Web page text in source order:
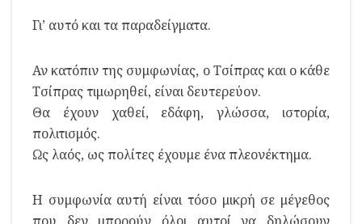
Γι’ αυτό και τα παραδείγματα.
Αν κατόπιν της συμφωνίας, ο Τσίπρας και ο κάθε
Τσίπρας τιμωρηθεί, είναι δευτερεύον.
Θα έχουν χαθεί, εδάφη, γλώσσα, ιστορία,
πολιτισμός.
Ως λαός, ως πολίτες έχουμε ένα πλεονέκτημα.
Η συμφωνία αυτή είναι τόσο μικρή σε μέγεθος